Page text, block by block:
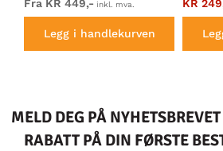
Fra KR 449,- inkl. mva.
Legg i handlekurven
KR
MELD DEG PÅ
RABATT PÅ DIN FØRSTE